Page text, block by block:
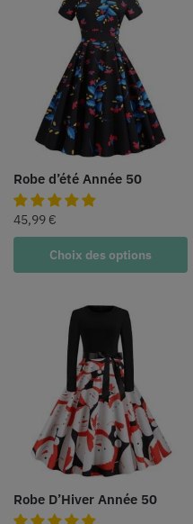
Robe d’été Année 50
45,99 €
Choix des options
Robe D’Hiver Année 50